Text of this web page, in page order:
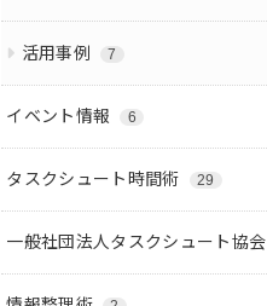
活用事例 7
イベント情報 6
タスクシュート時間術 29
一般社団法人タスクシュート協会